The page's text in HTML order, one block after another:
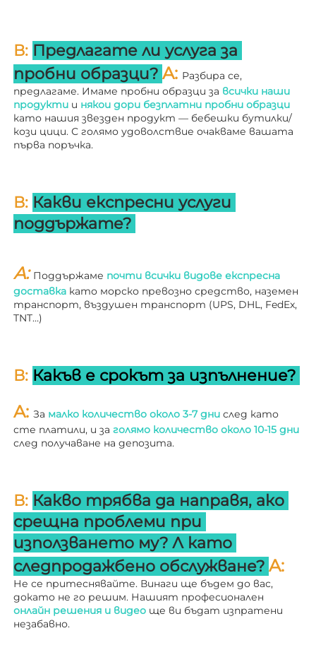
В: Предлагате ли услуга за
пробни образци? A: Разбира се,
предлагаме. Имаме пробни образци за всички наши
продукти и
като нашия звезден продукт — бебешки бутилки/
кози цици. С голямо удоволствие очакваме вашата
първа поръчка.
В: Какви експресни услуги
поддържате?
A: Поддържаме почти всички видове експресна
доставка като морско превозно средство, наземен
транспорт, въздушен транспорт (UPS, DHL, FedEx,
TNT…)
В: Какъв е срокът за изпълнение?
A: За малко количество около 3-7 дни след като
сте платили, и за
след получаване на депозита.
В: Какво трябва да направя, ако
срещна проблеми при
използването му? Л като
следпродажбено обслужване?
Не се притеснявайте. Винаги ще бъдем до вас,
онлайн решения и видео ще ви бъдат изпратени
незабавно.